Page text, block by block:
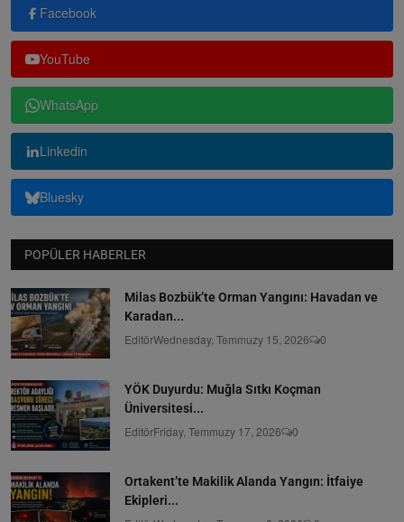
Facebook
YouTube
WhatsApp
Linkedin
Bluesky
POPÜLER HABERLER
Milas Bozbük’te Orman Yangını: Havadan ve
Karadan...
EditörWednesday, Temmuzy 15, 2026 0
YÖK Duyurdu: Muğla Sıtkı Koçman
Üniversitesi...
EditörFriday, Temmuzy 17, 2026 0
Ortakent’te Makilik Alanda Yangın: İtfaiye
Ekipleri...